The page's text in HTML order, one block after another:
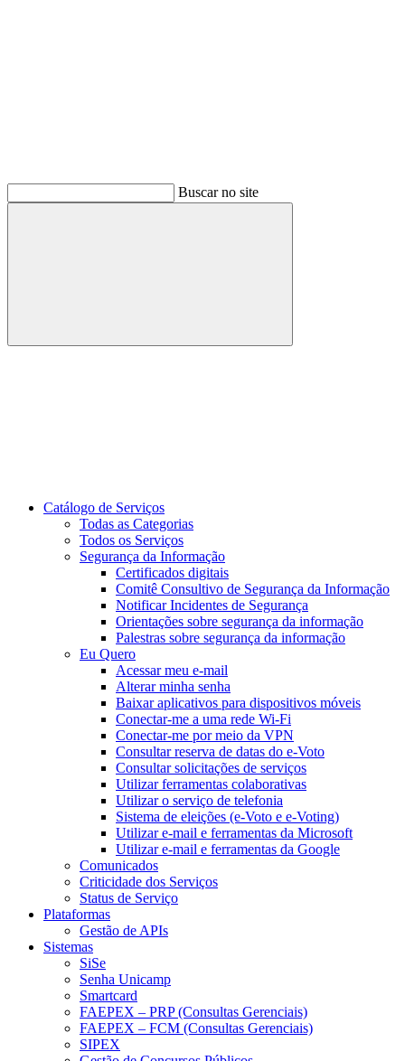
Buscar no site
Buscar
Catálogo de Serviços
Todas as Categorias
Todos os Serviços
Segurança da Informação
Certificados digitais
Comitê Consultivo de Segurança da Informação
Notificar Incidentes de Segurança
Orientações sobre segurança da informação
Palestras sobre segurança da informação
Eu Quero
Acessar meu e-mail
Alterar minha senha
Baixar aplicativos para dispositivos móveis
Conectar-me a uma rede Wi-Fi
Conectar-me por meio da VPN
Consultar reserva de datas do e-Voto
Consultar solicitações de serviços
Utilizar ferramentas colaborativas
Utilizar o serviço de telefonia
Sistema de eleições (e-Voto e e-Voting)
Utilizar e-mail e ferramentas da Microsoft
Utilizar e-mail e ferramentas da Google
Comunicados
Criticidade dos Serviços
Status de Serviço
Plataformas
Gestão de APIs
Sistemas
SiSe
Senha Unicamp
Smartcard
FAEPEX – PRP (Consultas Gerenciais)
FAEPEX – FCM (Consultas Gerenciais)
SIPEX